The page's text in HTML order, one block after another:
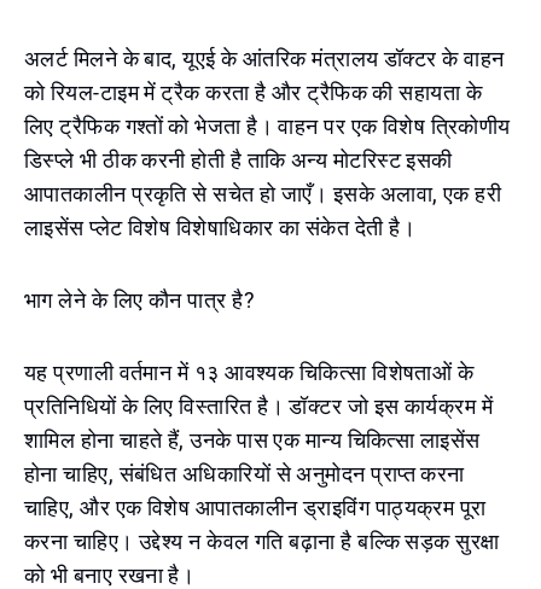
अलर्ट मिलने के बाद, यूएई के आंतरिक मंत्रालय डॉक्टर के वाहन
को रियल-टाइम में ट्रैक करता है और ट्रैफिक की सहायता के
लिए ट्रैफिक गश्तों को भेजता है। वाहन पर एक विशेष त्रिकोणीय
डिस्प्ले भी ठीक करनी होती है ताकि अन्य मोटरिस्ट इसकी
आपातकालीन प्रकृति से सचेत हो जाएँ। इसके अलावा, एक हरी
लाइसेंस प्लेट विशेष विशेषाधिकार का संकेत देती है।
भाग लेने के लिए कौन पात्र है?
यह प्रणाली वर्तमान में १३ आवश्यक चिकित्सा विशेषताओं के
प्रतिनिधियों के लिए विस्तारित है। डॉक्टर जो इस कार्यक्रम में
शामिल होना चाहते हैं, उनके पास एक मान्य चिकित्सा लाइसेंस
होना चाहिए, संबंधित अधिकारियों से अनुमोदन प्राप्त करना
चाहिए, और एक विशेष आपातकालीन ड्राइविंग पाठ्यक्रम पूरा
करना चाहिए। उद्देश्य न केवल गति बढ़ाना है बल्कि सड़क सुरक्षा
को भी बनाए रखना है।